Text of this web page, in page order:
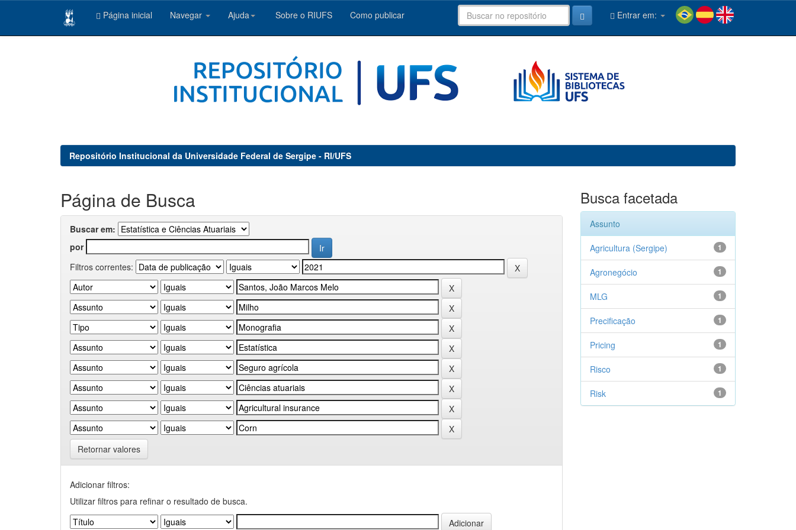
Página inicial Navegar Ajuda Sobre o RIUFS Como publicar Entrar em:
Repositório Institucional da Universidade Federal de Sergipe - RI/UFS
Página de Busca
Buscar em:
por
Filtros correntes:
Retornar valores
Adicionar filtros:
Utilizar filtros para refinar o resultado de busca.
Busca facetada
Assunto
1
Agricultura (Sergipe)
1
Agronegócio
1
MLG
1
Precificação
1
Pricing
1
Risco
1
Risk